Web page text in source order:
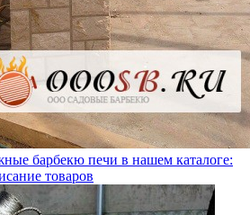
барбекю печи в нашем каталоге:
товаров